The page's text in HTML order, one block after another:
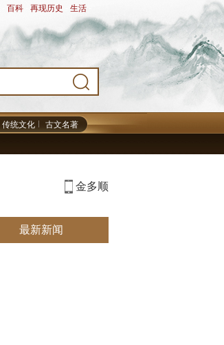
百科 再现历史 生活
传统文化
古文名著
金多顺
最新新闻